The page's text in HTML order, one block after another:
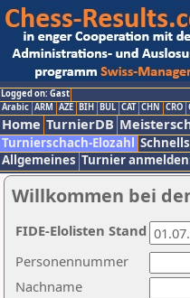
Logged on: Gast
Arabic ARM AZE BIH BUL CAT CHN CRO
Home TurnierDB
Turnierschach-Elozahl
Allgemeines Turnier
Willkommen bei
Nachname
Personennummer
FIDE-Elolisten Stand